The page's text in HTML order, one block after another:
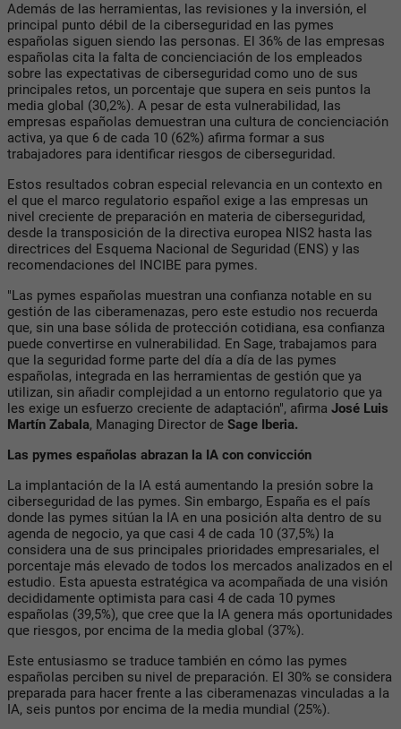
Además de las herramientas, las revisiones y la inversión, el
principal punto débil de la ciberseguridad en las pymes
españolas siguen siendo las personas. El 36% de las empresas
españolas cita la falta de concienciación de los empleados
sobre las expectativas de ciberseguridad como uno de sus
principales retos, un porcentaje que supera en seis puntos la
media global (30,2%). A pesar de esta vulnerabilidad, las
empresas españolas demuestran una cultura de concienciación
activa, ya que 6 de cada 10 (62%) afirma formar a sus
trabajadores para identificar riesgos de ciberseguridad.
Estos resultados cobran especial relevancia en un contexto en
el que el marco regulatorio español exige a las empresas un
nivel creciente de preparación en materia de ciberseguridad,
desde la transposición de la directiva europea NIS2 hasta las
directrices del Esquema Nacional de Seguridad (ENS) y las
recomendaciones del INCIBE para pymes.
"Las pymes españolas muestran una confianza notable en su
gestión de las ciberamenazas, pero este estudio nos recuerda
que, sin una base sólida de protección cotidiana, esa confianza
puede convertirse en vulnerabilidad. En Sage, trabajamos para
que la seguridad forme parte del día a día de las pymes
españolas, integrada en las herramientas de gestión que ya
utilizan, sin añadir complejidad a un entorno regulatorio que ya
les exige un esfuerzo creciente de adaptación", afirma José Luis
Martín Zabala, Managing Director de Sage Iberia.
Las pymes españolas abrazan la IA con convicción
La implantación de la IA está aumentando la presión sobre la
ciberseguridad de las pymes. Sin embargo, España es el país
donde las pymes sitúan la IA en una posición alta dentro de su
agenda de negocio, ya que casi 4 de cada 10 (37,5%) la
considera una de sus principales prioridades empresariales, el
porcentaje más elevado de todos los mercados analizados en el
estudio. Esta apuesta estratégica va acompañada de una visión
decididamente optimista para casi 4 de cada 10 pymes
españolas (39,5%), que cree que la IA genera más oportunidades
que riesgos, por encima de la media global (37%).
Este entusiasmo se traduce también en cómo las pymes
españolas perciben su nivel de preparación. El 30% se considera
preparada para hacer frente a las ciberamenazas vinculadas a la
IA, seis puntos por encima de la media mundial (25%).